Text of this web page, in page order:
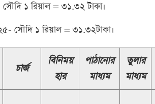
১ রিয়াল = ৩১.৩২ টাকা।
সৌদি ১ রিয়াল = ৩১.৩২টাকা।
চার্জ
বিনিময়
হার
পাঠানোর
মাধ্যম
তুলার
মাধ্যম